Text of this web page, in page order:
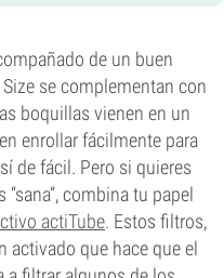
de un buen
se complementan con
boquillas vienen en un
enrollar fácilmente para
de fácil. Pero si quieres
combina tu papel
actiTube. Estos filtros,
activado que hace que el